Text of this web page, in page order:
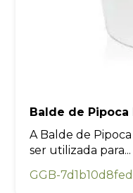
Balde de
A Balde de
ser utilizada para...
GGB-